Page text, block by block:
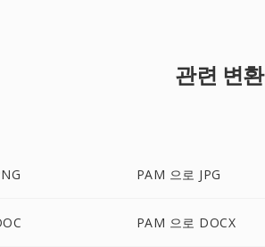
관련 변환
PAM 으로 JPG
PAM 으로 DOCX